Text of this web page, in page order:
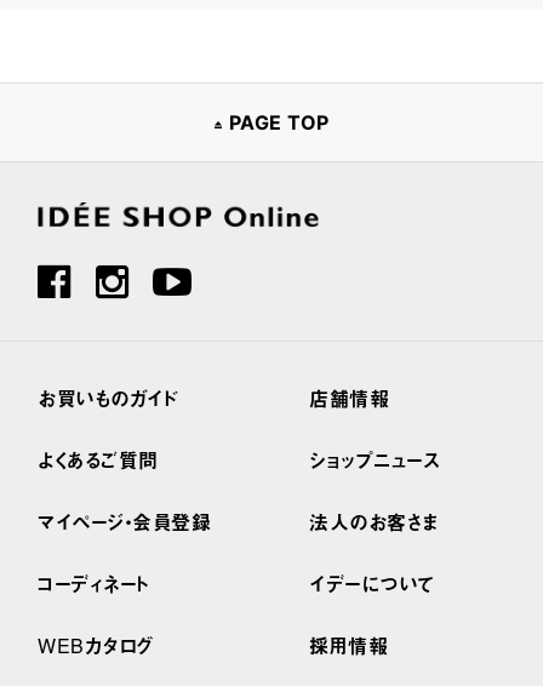
PAGE TOP
お買いものガイド
よくあるご質問
マイページ・会員登録
コーディネート
WEBカタログ
店舗情報
ショップニュース
法人のお客さま
イデーについて
採用情報